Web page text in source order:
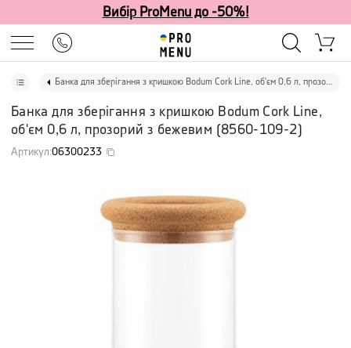
Вибір ProMenu до -50%!
Банка для зберігання з кришкою Bodum Cork Line, об'єм 0,6 л, прозорий з бежевим
Банка для зберігання з кришкою Bodum Cork Line,
об'єм 0,6 л, прозорий з бежевим (8560-109-2)
Артикул:06300233